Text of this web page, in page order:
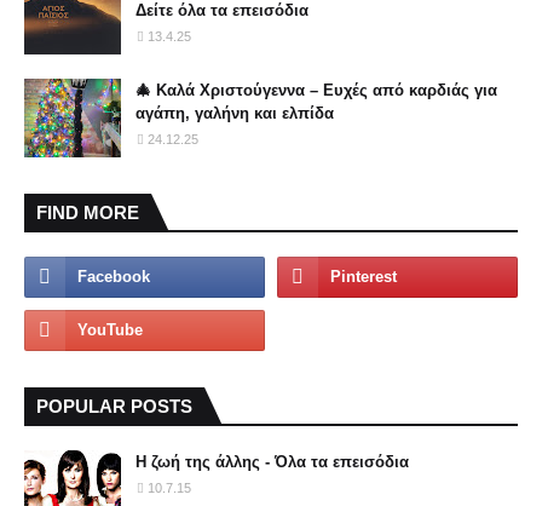
Δείτε όλα τα επεισόδια
13.4.25
🎄 Καλά Χριστούγεννα – Ευχές από καρδιάς για
αγάπη, γαλήνη και ελπίδα
24.12.25
FIND MORE
POPULAR POSTS
Η ζωή της άλλης - Όλα τα επεισόδια
10.7.15